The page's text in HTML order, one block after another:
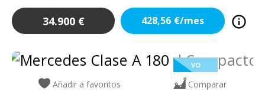
34.900 € 428,56 €/mes
VO
Añadir a favoritos Comparar